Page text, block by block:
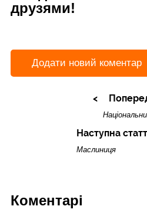
друзями!
Додати новий коментар
Наступна
Маслиниця
Коментарі